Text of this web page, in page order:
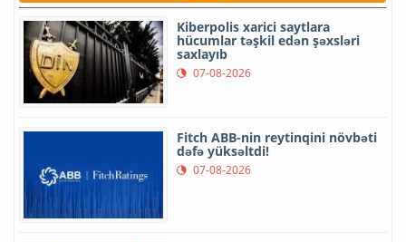
Kiberpolis xarici saytlara
hücumlar təşkil edən şəxsləri
saxlayıb
07-08-2026
Fitch ABB-nin reytinqini növbəti
dəfə yüksəltdi!
07-08-2026